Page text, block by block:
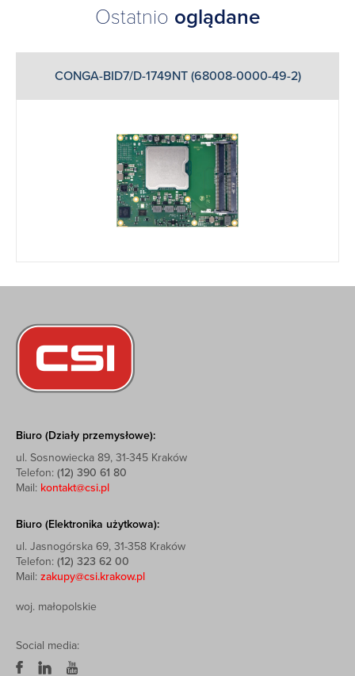
Ostatnio oglądane
CONGA-BID7/D-1749NT (68008-0000-49-2)
Biuro (Działy przemysłowe):
ul. Sosnowiecka 89, 31-345 Kraków
Telefon: (12) 390 61 80
Mail: kontakt@csi.pl
Biuro (Elektronika użytkowa):
ul. Jasnogórska 69, 31-358 Kraków
Telefon: (12) 323 62 00
Mail: zakupy@csi.krakow.pl
woj. małopolskie
Social media: